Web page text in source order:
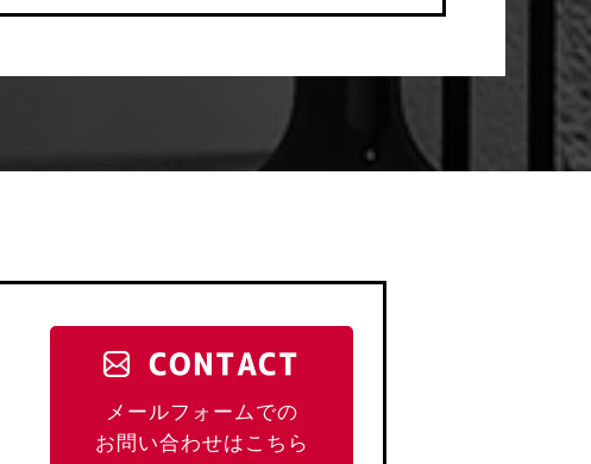
CONTACT
メールフォームでの
お問い合わせはこちら